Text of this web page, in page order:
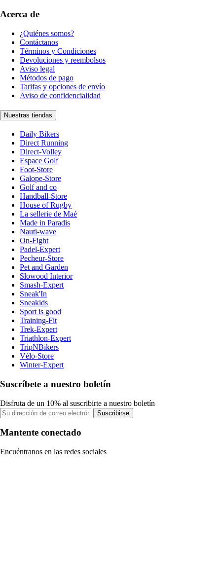
Acerca de
¿Quiénes somos?
Contáctanos
Términos y Condiciones
Devoluciones y reembolsos
Aviso legal
Métodos de pago
Tarifas y opciones de envío
Aviso de confidencialidad
Nuestras tiendas
Daily Bikers
Direct Running
Direct-Volley
Espace Golf
Foot-Store
Galope-Store
Golf and co
Handball-Store
House of Rugby
La sellerie de Maé
Made in Paradis
Nauti-wave
On-Fight
Padel-Expert
Pecheur-Store
Pet and Garden
Slowood Interior
Smash-Expert
Sneak'In
Sneakids
Sport is good
Training-Fit
Trek-Expert
Triathlon-Expert
TripNBikers
Vélo-Store
Winter-Expert
Suscríbete a nuestro boletín
Disfruta de un 10% al suscribirte a nuestro boletín
Suscribirse
Mantente conectado
Encuéntranos en las redes sociales